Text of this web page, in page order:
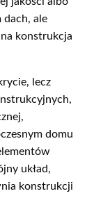
dach, ale
konstrukcja
lecz
domu
układ,
konstrukcji